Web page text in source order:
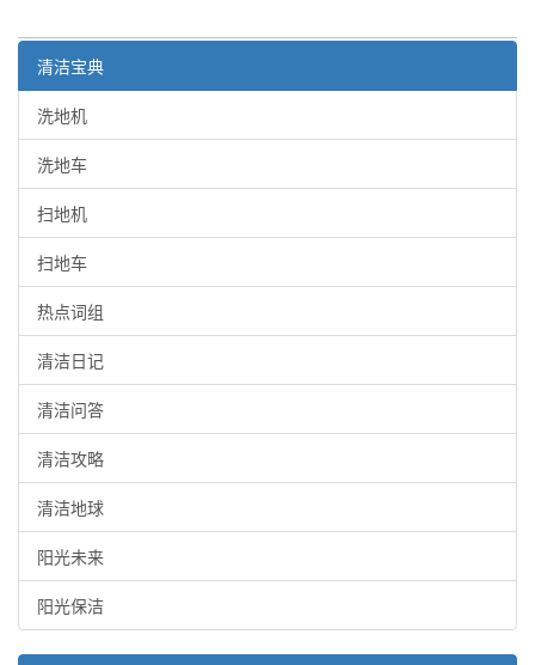
清洁宝典
洗地机
洗地车
扫地机
扫地车
热点词组
清洁日记
清洁问答
清洁攻略
清洁地球
阳光未来
阳光保洁